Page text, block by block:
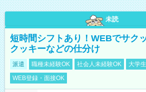
未読
短時間シフトあり！WEBでサク
クッキーなどの仕分け
派遣 職種未経験OK 社会人未経験OK 大学
WEB登録・面接OK